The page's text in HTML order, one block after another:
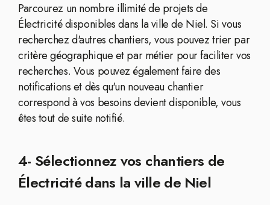
Parcourez un nombre illimité de projets de
Électricité disponibles dans la ville de Niel. Si vous
recherchez d'autres chantiers, vous pouvez trier par
critère géographique et par métier pour faciliter vos
recherches. Vous pouvez également faire des
notifications et dès qu'un nouveau chantier
correspond à vos besoins devient disponible, vous
êtes tout de suite notifié.
4- Sélectionnez vos chantiers de
Électricité dans la ville de Niel